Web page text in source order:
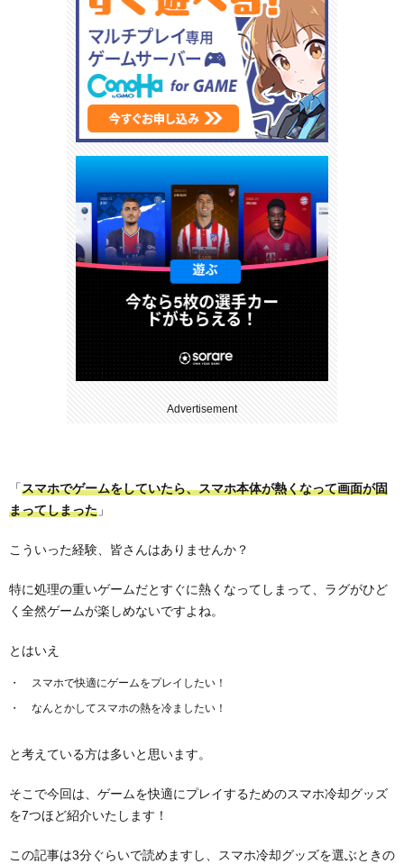
Advertisement
「スマホでゲームをしていたら、スマホ本体が熱くなって画面が固
まってしまった 」
こういった経験、皆さんはありませんか？
特に処理の重いゲームだとすぐに熱くなってしまって、ラグがひど
く全然ゲームが楽しめないですよね。
とはいえ
スマホで快適にゲームをプレイしたい！
なんとかしてスマホの熱を冷ましたい！
と考えている方は多いと思います。
そこで今回は、ゲームを快適にプレイするためのスマホ冷却グッズ
を7つほど紹介いたします！
この記事は3分ぐらいで読めますし、スマホ冷却グッズを選ぶときの